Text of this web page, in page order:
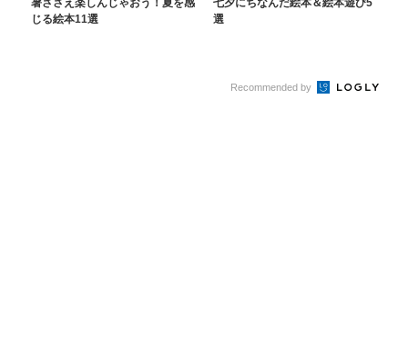
暑ささえ楽しんじゃおう！夏を感
じる絵本11選
七夕にちなんだ絵本＆絵本遊び5
選
Recommended by